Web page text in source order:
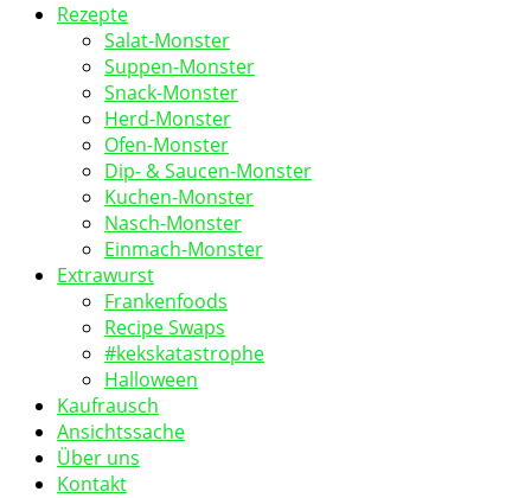
Rezepte
Salat-Monster
Suppen-Monster
Snack-Monster
Herd-Monster
Ofen-Monster
Dip- & Saucen-Monster
Kuchen-Monster
Nasch-Monster
Einmach-Monster
Extrawurst
Frankenfoods
Recipe Swaps
#kekskatastrophe
Halloween
Kaufrausch
Ansichtssache
Über uns
Kontakt